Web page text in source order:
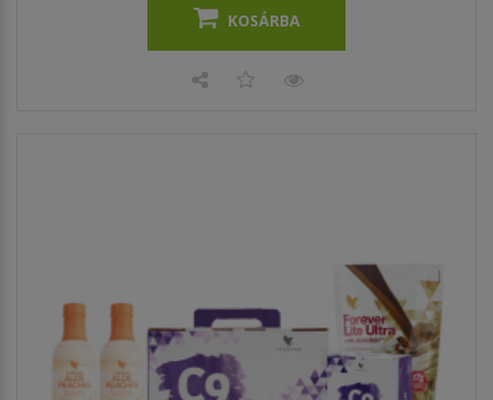
KOSÁRBA